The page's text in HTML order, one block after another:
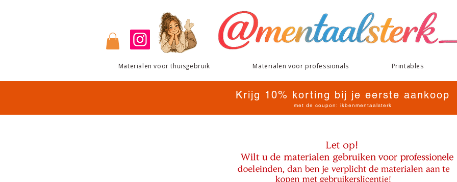
Materialen voor thuisgebruik Materialen voor professionals Printables
Krijg 10% korting bij je eerste aankoop
met de coupon: ikbenmentaalsterk